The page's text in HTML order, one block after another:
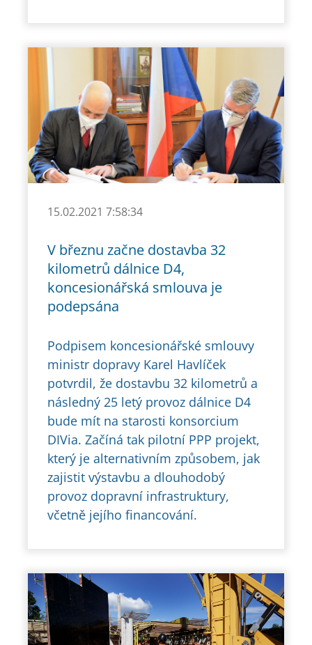
15.02.2021 7:58:34
V březnu začne dostavba 32
kilometrů dálnice D4,
koncesionářská smlouva je
podepsána
Podpisem koncesionářské smlouvy
ministr dopravy Karel Havlíček
potvrdil, že dostavbu 32 kilometrů a
následný 25 letý provoz dálnice D4
bude mít na starosti konsorcium
DIVia. Začíná tak pilotní PPP projekt,
který je alternativním způsobem, jak
zajistit výstavbu a dlouhodobý
provoz dopravní infrastruktury,
včetně jejího financování.